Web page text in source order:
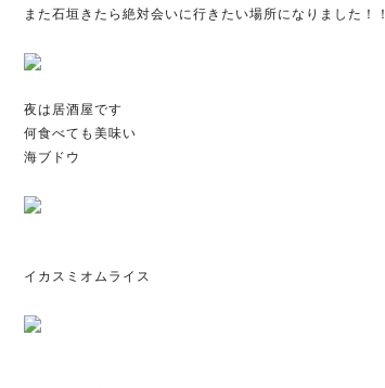
また石垣きたら絶対会いに行きたい場所になりました！！
夜は居酒屋です
何食べても美味い
海ブドウ
イカスミオムライス